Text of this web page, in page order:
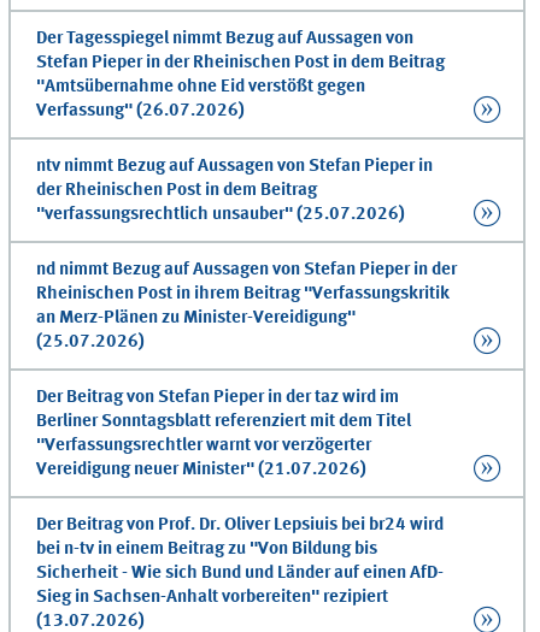
Der Tagesspiegel nimmt Bezug auf Aussagen von
Stefan Pieper in der Rheinischen Post in dem Beitrag
"Amtsübernahme ohne Eid verstößt gegen
Verfassung" (26.07.2026)
ntv nimmt Bezug auf Aussagen von Stefan Pieper in
der Rheinischen Post in dem Beitrag
"verfassungsrechtlich unsauber" (25.07.2026)
nd nimmt Bezug auf Aussagen von Stefan Pieper in der
Rheinischen Post in ihrem Beitrag "Verfassungskritik
an Merz-Plänen zu Minister-Vereidigung"
(25.07.2026)
Der Beitrag von Stefan Pieper in der taz wird im
Berliner Sonntagsblatt referenziert mit dem Titel
"Verfassungsrechtler warnt vor verzögerter
Vereidigung neuer Minister" (21.07.2026)
Der Beitrag von Prof. Dr. Oliver Lepsiuis bei br24 wird
bei n-tv in einem Beitrag zu "Von Bildung bis
Sicherheit - Wie sich Bund und Länder auf einen AfD-
Sieg in Sachsen-Anhalt vorbereiten" rezipiert
(13.07.2026)